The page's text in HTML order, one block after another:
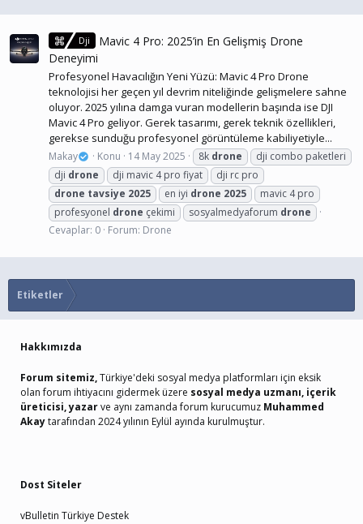
Dji
Mavic 4 Pro: 2025’in En Gelişmiş Drone
Deneyimi
Profesyonel Havacılığın Yeni Yüzü: Mavic 4 Pro Drone
teknolojisi her geçen yıl devrim niteliğinde gelişmelere sahne
oluyor. 2025 yılına damga vuran modellerin başında ise DJI
Mavic 4 Pro geliyor. Gerek tasarımı, gerek teknik özellikleri,
gerekse sunduğu profesyonel görüntüleme kabiliyetiyle...
Makay Konu 14 May 2025 8k drone
dji combo paketleri
dji drone dji mavic 4 pro fiyat
dji rc pro
drone tavsiye 2025 en iyi drone 2025
mavic 4 pro
profesyonel drone çekimi sosyalmedyaforum drone
Cevaplar: 0 Forum: Drone
Etiketler
Hakkımızda
Forum sitemiz,Türkiye'deki sosyal medya platformları için eksik
olan forum ihtiyacını gidermek üzere sosyal medya uzmanı, içerik
üreticisi, yazarve aynı zamanda forum kurucumuz Muhammed
Akaytarafından 2024 yılının Eylül ayında kurulmuştur.
Dost Siteler
vBulletin Türkiye Destek